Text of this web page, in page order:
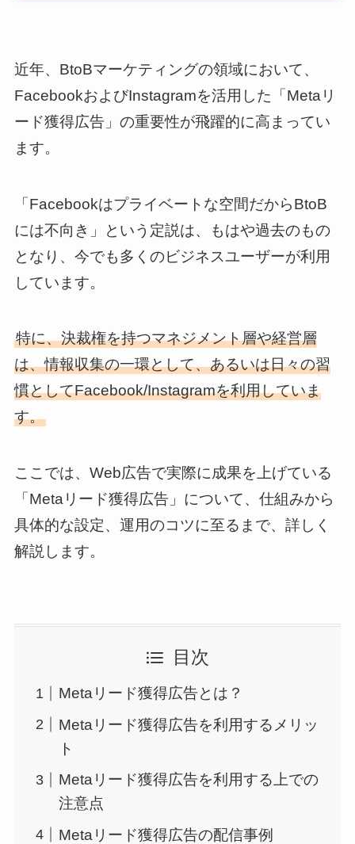
近年、BtoBマーケティングの領域において、
FacebookおよびInstagramを活用した「Metaリ
ード獲得広告」の重要性が飛躍的に高まってい
ます。
「Facebookはプライベートな空間だからBtoB
には不向き」という定説は、もはや過去のもの
となり、今でも多くのビジネスユーザーが利用
しています。
特に、決裁権を持つマネジメント層や経営層
は、情報収集の一環として、あるいは日々の習
慣としてFacebook/Instagramを利用していま
す。
ここでは、Web広告で実際に成果を上げている
「Metaリード獲得広告」について、仕組みから
具体的な設定、運用のコツに至るまで、詳しく
解説します。
目次
Metaリード獲得広告とは？
Metaリード獲得広告を利用するメリッ
ト
Metaリード獲得広告を利用する上での
注意点
Metaリード獲得広告の配信事例